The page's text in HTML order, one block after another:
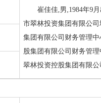
崔佳佳,男,1984年9
市翠林投资集团有限公
集团有限公司财务管理
股集团有限公司财务管
翠林投资控股集团有限